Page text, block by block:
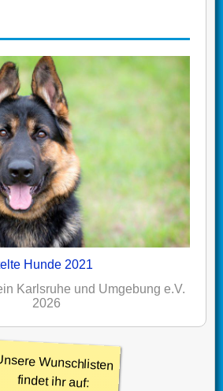
Hunde 2021
Karlsruhe und Umgebung e.V.
2026
Wunschlisten
findet ihr auf: